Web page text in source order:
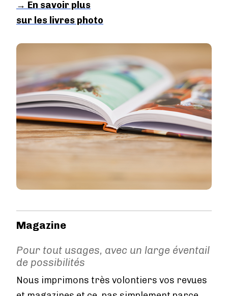
→ En savoir plus
sur les livres photo
Image
Magazine
Pour tout usages, avec un large éventail
de possibilités
Nous imprimons très volontiers vos revues